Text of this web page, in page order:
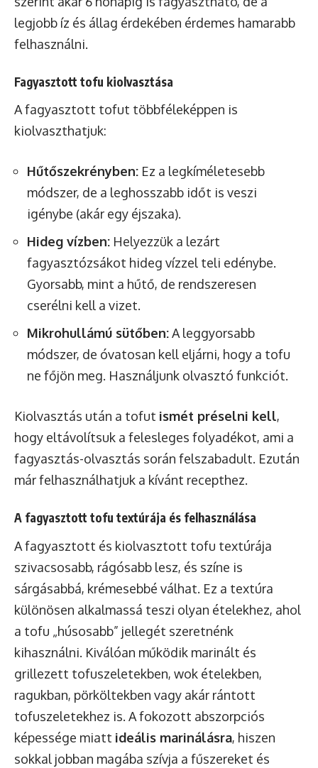
legjobb íz és állag érdekében érdemes hamarabb
felhasználni.
Fagyasztott tofu kiolvasztása
A fagyasztott tofut többféleképpen is
kiolvaszthatjuk:
Hűtőszekrényben: Ez a legkíméletesebb
módszer, de a leghosszabb időt is veszi
igénybe (akár egy éjszaka).
Hideg vízben: Helyezzük a lezárt
fagyasztózsákot hideg vízzel teli edénybe.
Gyorsabb, mint a hűtő, de rendszeresen
cserélni kell a vizet.
Mikrohullámú sütőben:A leggyorsabb
módszer, de óvatosan kell eljárni, hogy a tofu
ne főjön meg. Használjunk olvasztó funkciót.
Kiolvasztás után a tofut ismét préselni kell,
hogy eltávolítsuk a felesleges folyadékot, ami a
fagyasztás-olvasztás során felszabadult. Ezután
már felhasználhatjuk a kívánt recepthez.
A fagyasztott tofu textúrája és felhasználása
A fagyasztott és kiolvasztott tofu textúrája
szivacsosabb, rágósabb lesz, és színe is
sárgásabbá, krémesebbé válhat. Ez a textúra
különösen alkalmassá teszi olyan ételekhez, ahol
a tofu „húsosabb” jellegét szeretnénk
kihasználni. Kiválóan működik marinált és
grillezett tofuszeletekben, wok ételekben,
ragukban, pörköltekben vagy akár rántott
tofuszeletekhez is. A fokozott abszorpciós
képessége miatt ideális marinálásra, hiszen
sokkal jobban magába szívja a fűszereket és